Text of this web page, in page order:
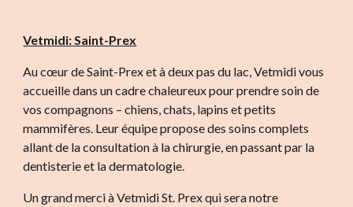
Vetmidi: Saint-Prex
Au cœur de Saint-Prex et à deux pas du lac, Vetmidi vous
accueille dans un cadre chaleureux pour prendre soin de
vos compagnons – chiens, chats, lapins et petits
mammifères. Leur équipe propose des soins complets
allant de la consultation à la chirurgie, en passant par la
dentisterie et la dermatologie.
Un grand merci à Vetmidi St. Prex qui sera notre